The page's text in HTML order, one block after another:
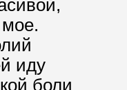
иду
боли